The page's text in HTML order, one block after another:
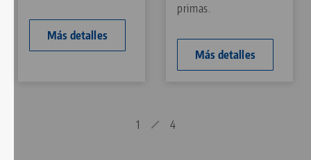
Más detalles
primas.
Más detalles
1 4